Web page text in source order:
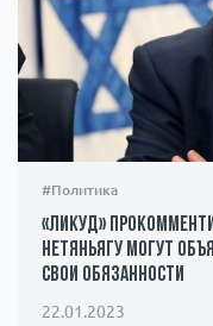
#Политика
«Ликуд»
Нетяньягу могут
свои обязанности
22.01.2023